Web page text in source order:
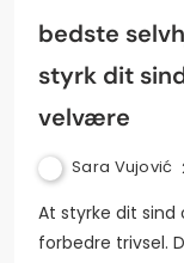
bedste
styrk dit
velvære
Sara Vujović
At styrke dit
forbedre trivsel.